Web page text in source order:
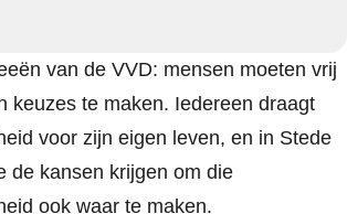
van de VVD: mensen moeten vrij
keuzes te maken. Iedereen draagt
voor zijn eigen leven, en in Stede
de kansen krijgen om die
ook waar te maken.